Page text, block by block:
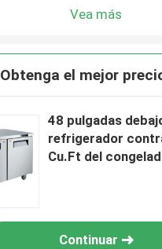
Vea más
Obtenga el mejor
48 pulgadas
refrigerador
Cu.Ft del
Continuar